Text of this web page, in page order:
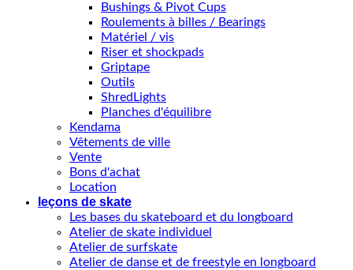
Bushings & Pivot Cups
Roulements à billes / Bearings
Matériel / vis
Riser et shockpads
Griptape
Outils
ShredLights
Planches d'équilibre
Kendama
Vêtements de ville
Vente
Bons d'achat
Location
leçons de skate
Les bases du skateboard et du longboard
Atelier de skate individuel
Atelier de surfskate
Atelier de danse et de freestyle en longboard